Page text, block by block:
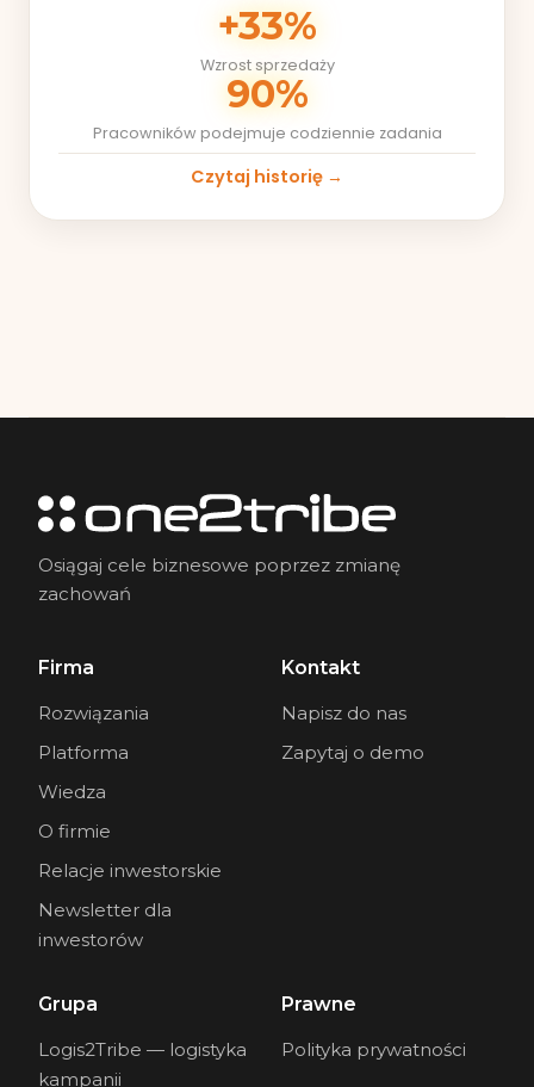
+33%
Wzrost sprzedaży
90%
Pracowników podejmuje codziennie zadania
Czytaj historię →
Osiągaj cele biznesowe poprzez zmianę
zachowań
Firma
Rozwiązania
Platforma
Wiedza
O firmie
Relacje inwestorskie
Newsletter dla
inwestorów
Kontakt
Napisz do nas
Zapytaj o demo
Grupa
Logis2Tribe — logistyka
kampanii
Prawne
Polityka prywatności